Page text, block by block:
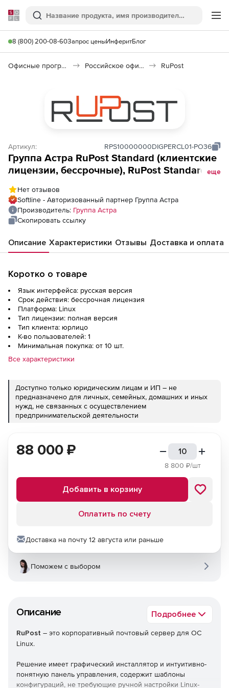
Softline
Поиск
8 (800) 200-08-60Запрос ценыИнферитБлог
Офисные программы Российское офисное ПО (Импортозамещение) RuPost
Артикул: RPS10000000DIGPERCL01-PO36
Группа Астра RuPost Standard (клиентские
лицензии, бессрочные), RuPost Standard
исключительного права, с включенными
обновлениями Тип 2 на 36 мес.
еще
Нет отзывов
Softline - Авторизованный партнер Группа Астра
Производитель: Группа Астра
Скопировать ссылку
Описание Характеристики Отзывы Доставка и оплата
Коротко о товаре
Язык интерфейса: русская версия
Срок действия: бессрочная лицензия
Платформа: Linux
Тип лицензии: полная версия
Тип клиента: юрлицо
К-во пользователей: 1
Минимальная покупка: от 10 шт.
Все характеристики
Доступно только юридическим лицам и ИП – не
предназначено для личных, семейных, домашних и иных
нужд, не связанных с осуществлением
предпринимательской деятельности
Описание Подробнее
RuPost – это корпоративный почтовый сервер для ОС
Linux.
Решение имеет графический инсталлятор и интуитивно-
понятную панель управления, содержит шаблоны
конфигураций, не требующие ручной настройки Linux-
88 000 ₽
8 800 ₽/шт
Добавить в корзину
Оплатить по счету
Доставка на почту 12 августа или раньше
Поможем с выбором